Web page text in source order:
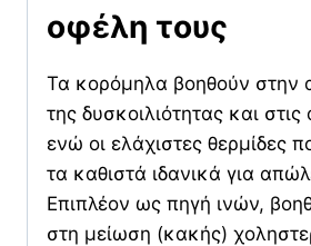
οφέλη τους
Τα κορόμηλα βοηθούν στην
της δυσκοιλιότητας και στις
ενώ οι ελάχιστες θερμίδες
τα καθιστά ιδανικά για
Επιπλέον ως πηγή ινών,
στη μείωση (κακής)